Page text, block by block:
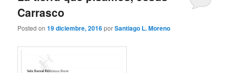
Carrasco
Posted on19 diciembre, 2016porSantiago L. Moreno